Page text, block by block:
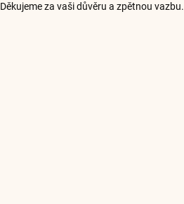
Děkujeme za vaši důvěru a zpětnou vazbu.